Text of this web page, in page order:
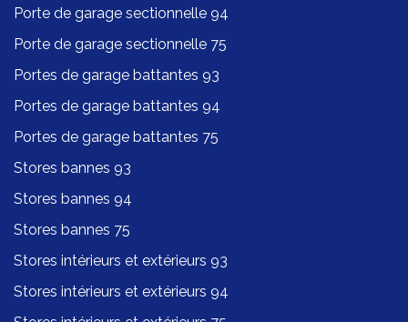
Porte de garage sectionnelle 94
Porte de garage sectionnelle 75
Portes de garage battantes 93
Portes de garage battantes 94
Portes de garage battantes 75
Stores bannes 93
Stores bannes 94
Stores bannes 75
Stores intérieurs et extérieurs 93
Stores intérieurs et extérieurs 94